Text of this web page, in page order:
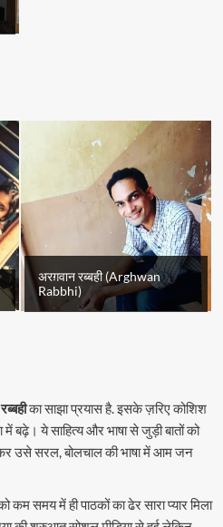
अरग़वान रब्बही (Arghwan
Rabbhi)
का साझा प्रयास है. इसके ज़रिए कोशिश
में बढ़े। ये साहित्य और भाषा से जुड़ी बातों को
उसे सरल, बोलचाल की भाषा में आम जन
कम समय में ही पाठकों का ढेर सारा प्यार मिला